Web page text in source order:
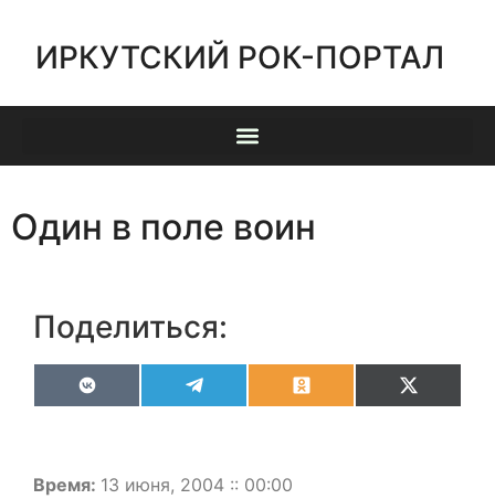
ИРКУТСКИЙ РОК-ПОРТАЛ
Один в поле воин
Поделиться:
VK OdnoklassnikiX
(Twitter)
Время: 13 июня, 2004 :: 00:00